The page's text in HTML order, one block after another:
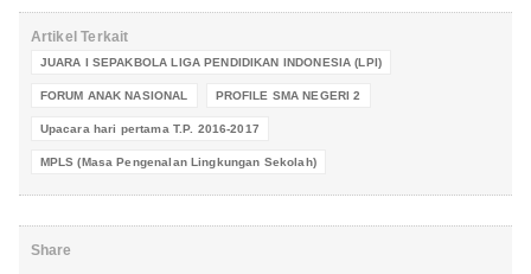
Artikel Terkait
JUARA I SEPAKBOLA LIGA PENDIDIKAN INDONESIA (LPI)
FORUM ANAK NASIONAL PROFILE SMA NEGERI 2
Upacara hari pertama T.P. 2016-2017
MPLS (Masa Pengenalan Lingkungan Sekolah)
Share